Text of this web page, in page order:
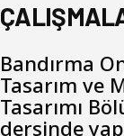
Bandırma
Tasarım ve
Tasarımı
dersinde